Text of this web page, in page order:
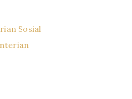
Sosial